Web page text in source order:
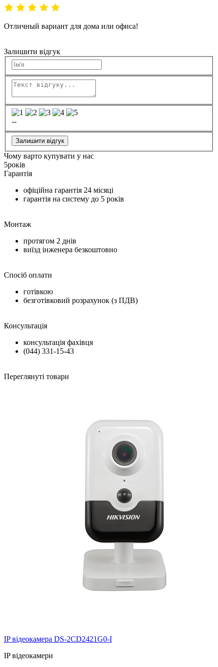
Отличный вариант для дома или офиса!
Залишити відгук
--
Залишити відгук
Чому варто купувати у нас
5років
Гарантія
офіційна гарантія 24 місяці
гарантія на систему до 5 років
Монтаж
протягом 2 днів
виїзд інженера безкоштовно
Спосіб оплати
готівкою
безготівковий розрахунок (з ПДВ)
Консультація
консультація фахівця
(044) 331-15-43
Переглянуті товари
IP відеокамера DS-2CD2421G0-I
IP відеокамери